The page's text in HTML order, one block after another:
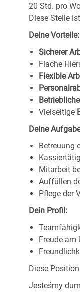
20 Std. pro
Diese Stelle
Deine Vorteile:
Sicherer
Flache
Flexible
Vielseitige
Deine
Betreuung
Mitarbeit
Auffüllen
Pflege der
Dein Profil:
Freude am
Diese
Jesteśmy